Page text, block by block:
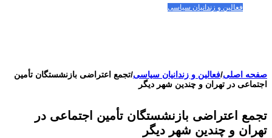
فعالین و زندانیان سیاسی
صفحه اصلی/فعالین و زندانیان سیاسی/تجمع اعتراضی بازنشستگان تأمین
اجتماعی در تهران و چندین شهر دیگر
تجمع اعتراضی بازنشستگان تأمین اجتماعی در
تهران و چندین شهر دیگر